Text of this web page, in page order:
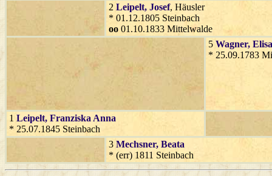
2 Leipelt, Josef, Häusler
* 01.12.1805 Steinbach
oo 01.10.1833 Mittelwalde
5 Wagner,
* 25.09.1783
1 Leipelt, Franziska Anna
* 25.07.1845 Steinbach
3 Mechsner, Beata
* (err) 1811 Steinbach